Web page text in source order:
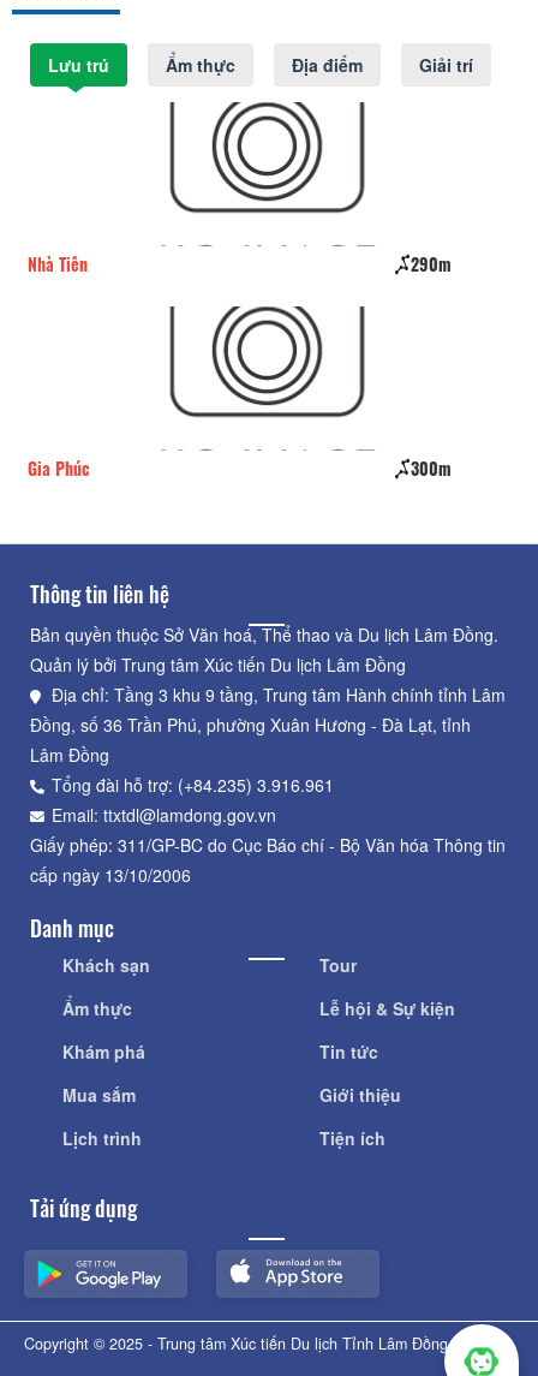
Lưu trú Ẩm thực Địa điểm Giải trí
Nhà Tiên 290m
Gia Phúc 300m
Thông tin liên hệ
Bản quyền thuộc Sở Văn hoá, Thể thao và Du lịch Lâm Đồng.
Quản lý bởi Trung tâm Xúc tiến Du lịch Lâm Đồng
Địa chỉ: Tầng 3 khu 9 tầng, Trung tâm Hành chính tỉnh Lâm
Đồng, số 36 Trần Phú, phường Xuân Hương - Đà Lạt, tỉnh
Lâm Đồng
Tổng đài hỗ trợ: (+84.235) 3.916.961
Email: ttxtdl@lamdong.gov.vn
Giấy phép: 311/GP-BC do Cục Báo chí - Bộ Văn hóa Thông tin
cấp ngày 13/10/2006
Danh mục
Khách sạn
Ẩm thực
Khám phá
Mua sắm
Lịch trình
Tour
Lễ hội & Sự kiện
Tin tức
Giới thiệu
Tiện ích
Tải ứng dụng
Copyright © 2025 - Trung tâm Xúc tiến Du lịch Tỉnh Lâm Đồng